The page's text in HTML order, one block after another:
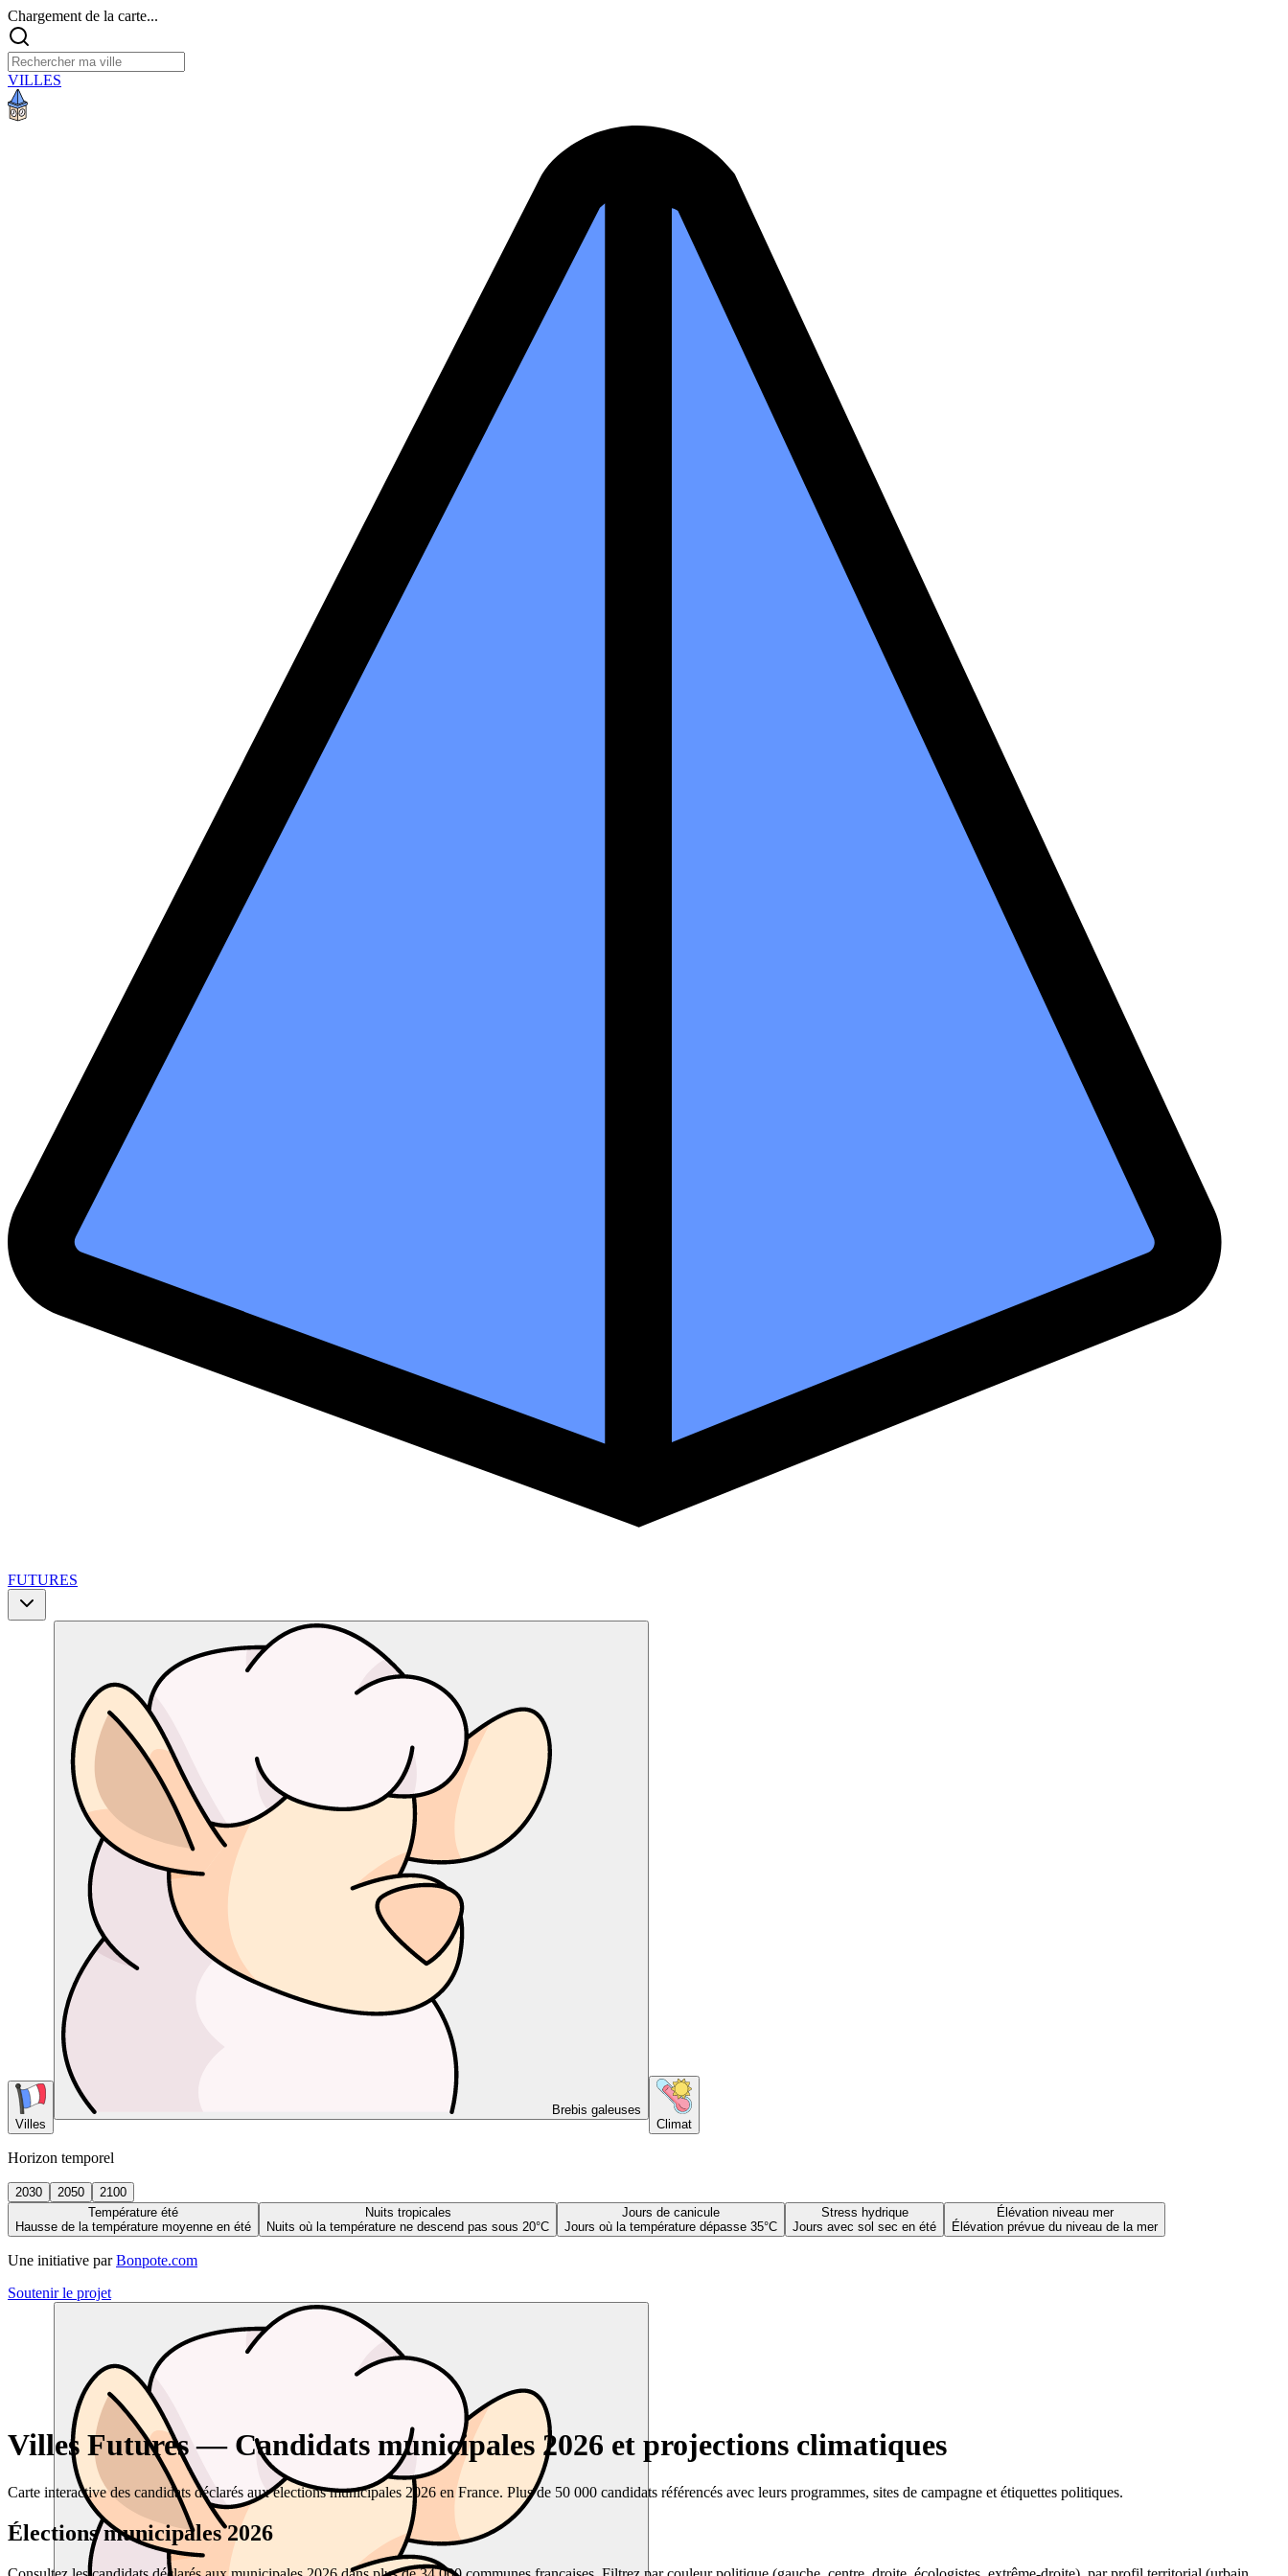
Chargement de la carte...
VILLES
FUTURES
Villes
Brebis galeuses
Climat
Horizon temporel
2030 2050
2100
Température été
Hausse de la température moyenne en été
Nuits tropicales
Nuits où la température ne descend pas sous 20°C
Jours de canicule
Jours où la température dépasse 35°C
Stress hydrique
Jours avec sol sec en été
Élévation niveau mer
Élévation prévue du niveau de la mer
Une initiative par Bonpote.com
Soutenir le projet
Villes Futures — Candidats municipales 2026 et projections climatiques
Carte interactive des candidats déclarés aux élections municipales 2026 en France. Plus de 50 000 candidats référencés avec leurs programmes, sites de campagne et étiquettes politiques.
Élections municipales 2026